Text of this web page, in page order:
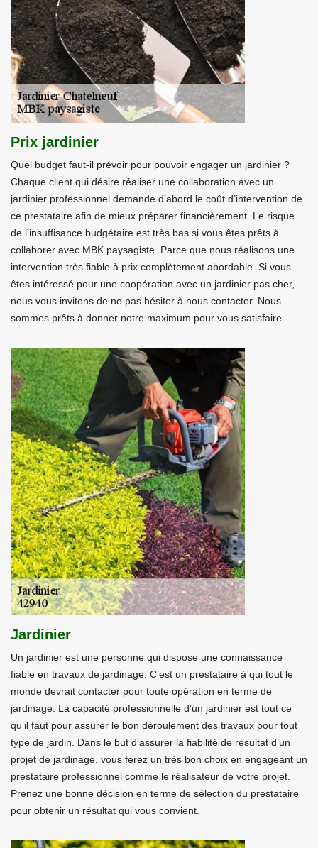
Prix jardinier
Quel budget faut-il prévoir pour pouvoir engager un jardinier ?
Chaque client qui désire réaliser une collaboration avec un
jardinier professionnel demande d’abord le coût d’intervention de
ce prestataire afin de mieux préparer financièrement. Le risque
de l’insuffisance budgétaire est très bas si vous êtes prêts à
collaborer avec MBK paysagiste. Parce que nous réalisons une
intervention très fiable à prix complètement abordable. Si vous
êtes intéressé pour une coopération avec un jardinier pas cher,
nous vous invitons de ne pas hésiter à nous contacter. Nous
sommes prêts à donner notre maximum pour vous satisfaire.
Jardinier
Un jardinier est une personne qui dispose une connaissance
fiable en travaux de jardinage. C’est un prestataire à qui tout le
monde devrait contacter pour toute opération en terme de
jardinage. La capacité professionnelle d’un jardinier est tout ce
qu’il faut pour assurer le bon déroulement des travaux pour tout
type de jardin. Dans le but d’assurer la fiabilité de résultat d’un
projet de jardinage, vous ferez un très bon choix en engageant un
prestataire professionnel comme le réalisateur de votre projet.
Prenez une bonne décision en terme de sélection du prestataire
pour obtenir un résultat qui vous convient.